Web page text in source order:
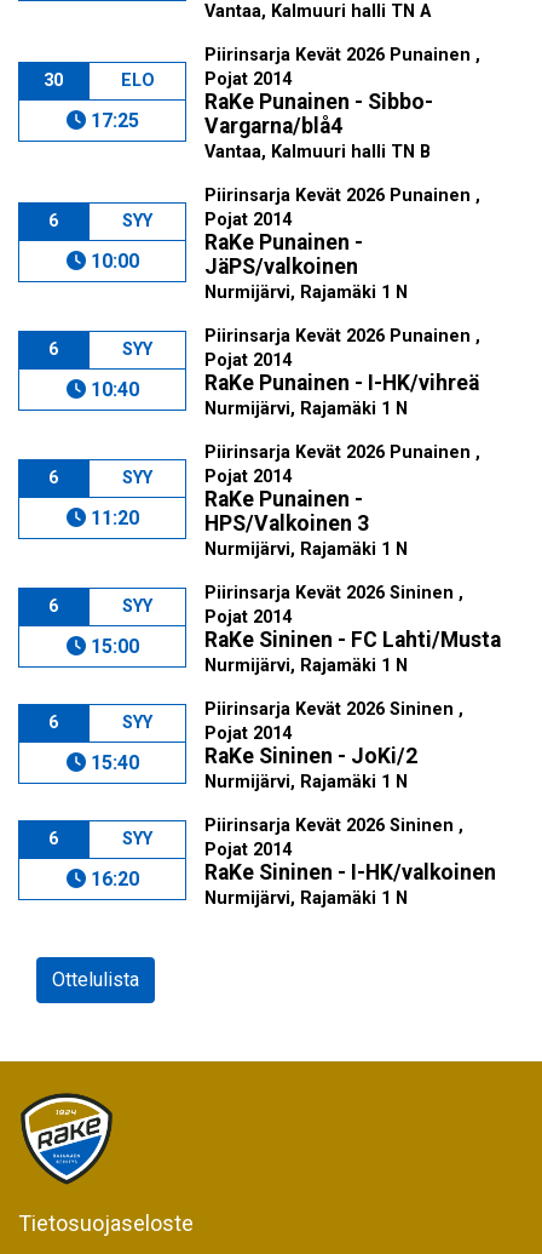
Vantaa, Kalmuuri halli TN A
30 ELO
17:25
Piirinsarja Kevät 2026 Punainen ,
Pojat 2014
RaKe Punainen - Sibbo-
Vargarna/blå4
Vantaa, Kalmuuri halli TN B
6 SYY
10:00
Piirinsarja Kevät 2026 Punainen ,
Pojat 2014
RaKe Punainen -
JäPS/valkoinen
Nurmijärvi, Rajamäki 1 N
6 SYY
10:40
Piirinsarja Kevät 2026 Punainen ,
Pojat 2014
RaKe Punainen - I-HK/vihreä
Nurmijärvi, Rajamäki 1 N
6 SYY
11:20
Piirinsarja Kevät 2026 Punainen ,
Pojat 2014
RaKe Punainen -
HPS/Valkoinen 3
Nurmijärvi, Rajamäki 1 N
6 SYY
15:00
Piirinsarja Kevät 2026 Sininen ,
Pojat 2014
RaKe Sininen - FC Lahti/Musta
Nurmijärvi, Rajamäki 1 N
6 SYY
15:40
Piirinsarja Kevät 2026 Sininen ,
Pojat 2014
RaKe Sininen - JoKi/2
Nurmijärvi, Rajamäki 1 N
6 SYY
16:20
Piirinsarja Kevät 2026 Sininen ,
Pojat 2014
RaKe Sininen - I-HK/valkoinen
Nurmijärvi, Rajamäki 1 N
Ottelulista
Tietosuojaseloste